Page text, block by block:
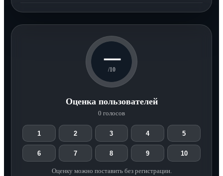
—
/10
Оценка пользователей
0 голосов
1 2 3 4 5
6 7 8 9 10
Оценку можно поставить без регистрации.